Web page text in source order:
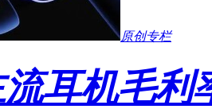
原创专栏
耳机毛利